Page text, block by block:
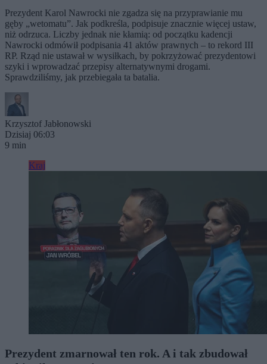
Prezydent Karol Nawrocki nie zgadza się na przyprawianie mu
gęby „wetomatu”. Jak podkreśla, podpisuje znacznie więcej ustaw,
niż odrzuca. Liczby jednak nie kłamią: od początku kadencji
Nawrocki odmówił podpisania 41 aktów prawnych – to rekord III
RP. Rząd nie ustawał w wysiłkach, by pokrzyżować prezydentowi
szyki i wprowadzać przepisy alternatywnymi drogami.
Sprawdziliśmy, jak przebiegała ta batalia.
Krzysztof Jabłonowski
Dzisiaj 06:03
9 min
Kraj
Prezydent zmarnował ten rok. A i tak zbudował